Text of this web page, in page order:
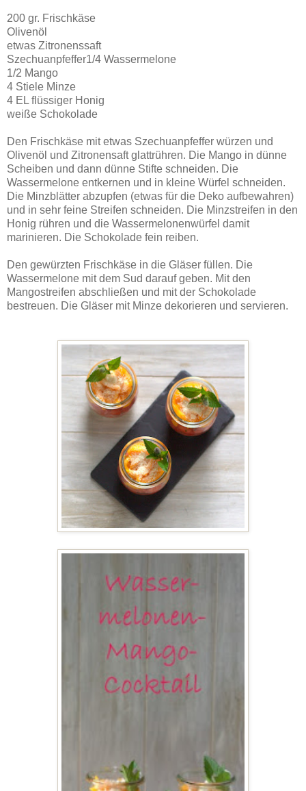
200 gr. Frischkäse
Olivenöl
etwas Zitronenssaft
Szechuanpfeffer1/4 Wassermelone
1/2 Mango
4 Stiele Minze
4 EL flüssiger Honig
weiße Schokolade
Den Frischkäse mit etwas Szechuanpfeffer würzen und
Olivenöl und Zitronensaft glattrühren. Die Mango in dünne
Scheiben und dann dünne Stifte schneiden. Die
Wassermelone entkernen und in kleine Würfel schneiden.
Die Minzblätter abzupfen (etwas für die Deko aufbewahren)
und in sehr feine Streifen schneiden. Die Minzstreifen in den
Honig rühren und die Wassermelonenwürfel damit
marinieren. Die Schokolade fein reiben.
Den gewürzten Frischkäse in die Gläser füllen. Die
Wassermelone mit dem Sud darauf geben. Mit den
Mangostreifen abschließen und mit der Schokolade
bestreuen. Die Gläser mit Minze dekorieren und servieren.